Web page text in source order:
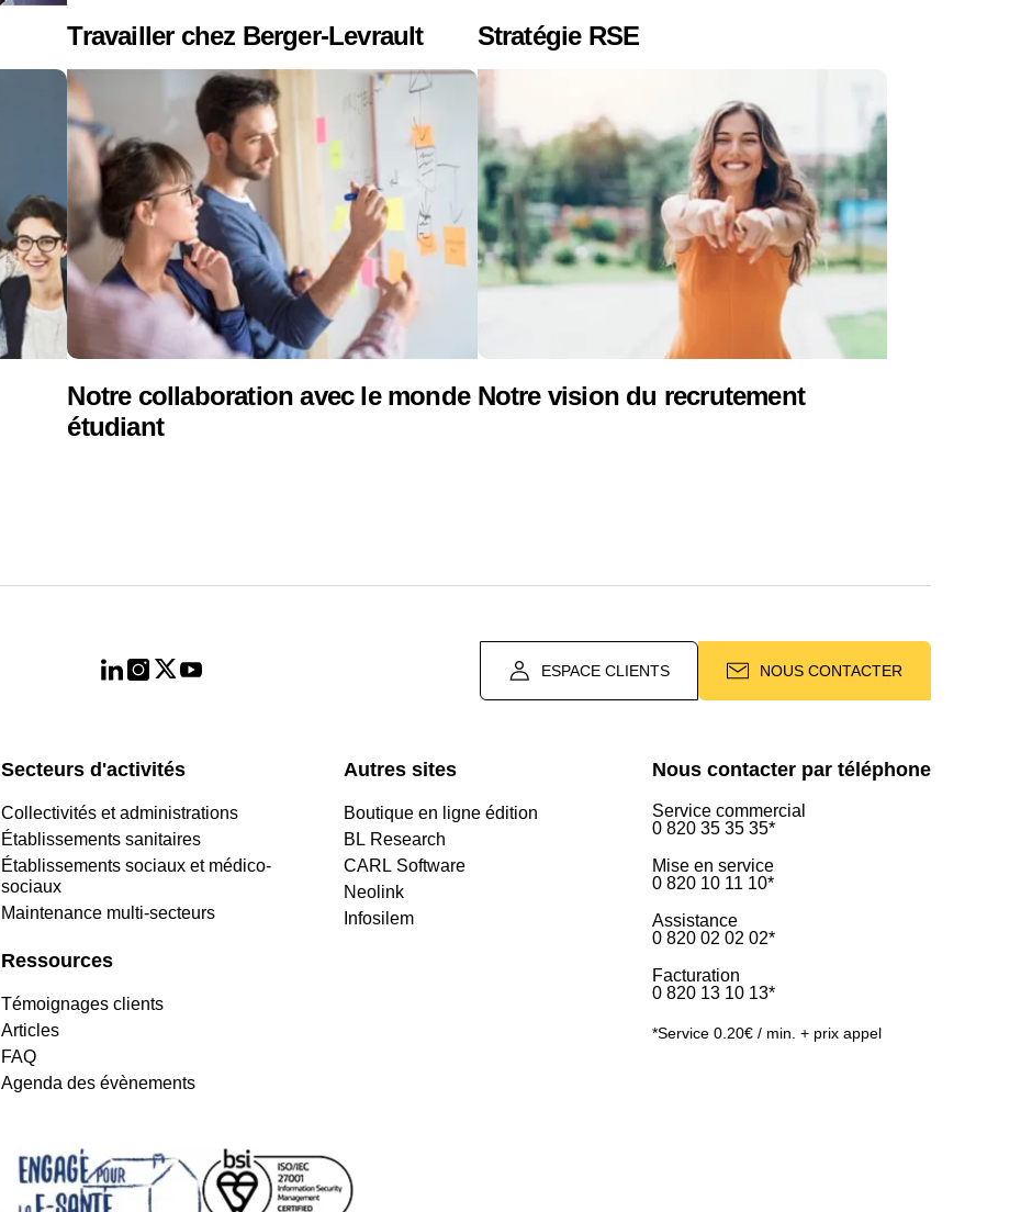
Travailler chez Berger-Levrault Stratégie RSE
Notre collaboration avec le monde
étudiant
Notre vision du recrutement
ESPACE CLIENTS NOUS CONTACTER
Secteurs d'activités
Collectivités et administrations
Établissements sanitaires
Établissements sociaux et médico-
sociaux
Maintenance multi-secteurs
Autres sites
Boutique en ligne édition
BL Research
CARL Software
Neolink
Infosilem
Ressources
Témoignages clients
Articles
FAQ
Agenda des évènements
Nous contacter par téléphone
Service commercial
0 820 35 35 35*
Mise en service
0 820 10 11 10*
Assistance
0 820 02 02 02*
Facturation
0 820 13 10 13*
*Service 0.20€ / min. + prix appel